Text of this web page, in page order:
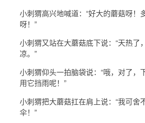
小刺猬高兴地喊道：“好大的蘑菇呀！
呀！”
小刺猬又站在大蘑菇底下说：“天热了
凉。”
小刺猬仰头一拍脑袋说：“哦，对了，
用它挡雨呢！”
小刺猬把大蘑菇扛在肩上说：“我可舍
伞！”